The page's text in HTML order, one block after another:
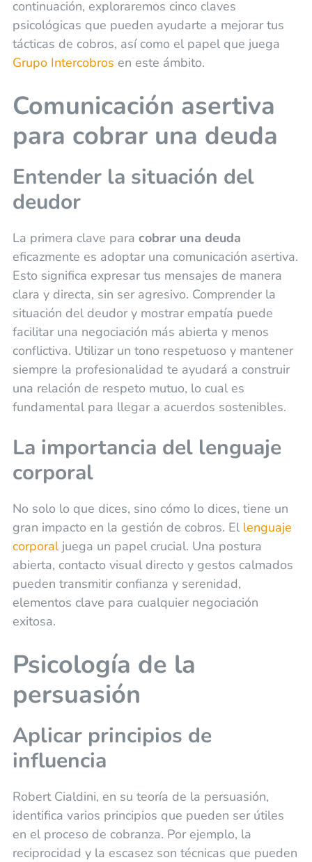
continuación, exploraremos cinco claves
psicológicas que pueden ayudarte a mejorar tus
tácticas de cobros, así como el papel que juega
Grupo Intercobros en este ámbito.
Comunicación asertiva
para cobrar una deuda
Entender la situación del
deudor
La primera clave para cobrar una deuda
eficazmente es adoptar una comunicación asertiva.
Esto significa expresar tus mensajes de manera
clara y directa, sin ser agresivo. Comprender la
situación del deudor y mostrar empatía puede
facilitar una negociación más abierta y menos
conflictiva. Utilizar un tono respetuoso y mantener
siempre la profesionalidad te ayudará a construir
una relación de respeto mutuo, lo cual es
fundamental para llegar a acuerdos sostenibles.
La importancia del lenguaje
corporal
No solo lo que dices, sino cómo lo dices, tiene un
gran impacto en la gestión de cobros. El lenguaje
corporal juega un papel crucial. Una postura
abierta, contacto visual directo y gestos calmados
pueden transmitir confianza y serenidad,
elementos clave para cualquier negociación
exitosa.
Psicología de la
persuasión
Aplicar principios de
influencia
Robert Cialdini, en su teoría de la persuasión,
identifica varios principios que pueden ser útiles
en el proceso de cobranza. Por ejemplo, la
reciprocidad y la escasez son técnicas que pueden